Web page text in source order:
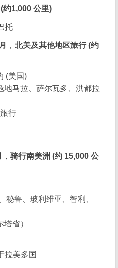
约1,000 公里)
托
，北美及其他地区旅行 (约
(美国)
地马拉、萨尔瓦多、洪都拉
行
，骑行南美洲 (约 15,000 公
秘鲁、玻利维亚、智利、
省）
拉美多国